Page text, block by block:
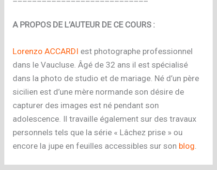
A PROPOS DE L’AUTEUR DE CE COURS :
Lorenzo ACCARDI est photographe professionnel
dans le Vaucluse. Âgé de 32 ans il est spécialisé
dans la photo de studio et de mariage. Né d’un père
sicilien est d’une mère normande son désire de
capturer des images est né pendant son
adolescence. Il travaille également sur des travaux
personnels tels que la série « Lâchez prise » ou
encore la jupe en feuilles accessibles sur son blog